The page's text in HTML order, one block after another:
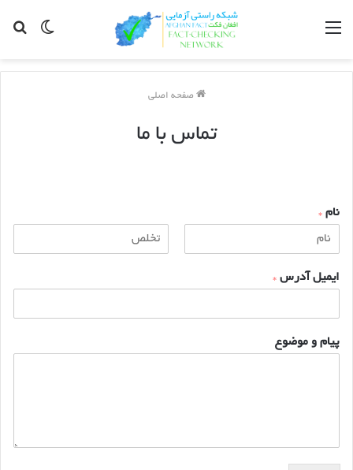
Switch
مینو
صفحه اصلی
تماس با ما
نام *
iایمیل آدرس *
پیام و موضوع